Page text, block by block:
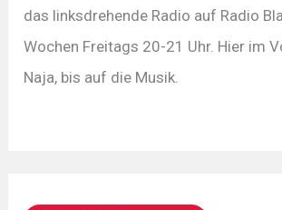
das linksdrehende Radio auf Radio
Wochen Freitags 20-21 Uhr. Hier im
Naja, bis auf die Musik.